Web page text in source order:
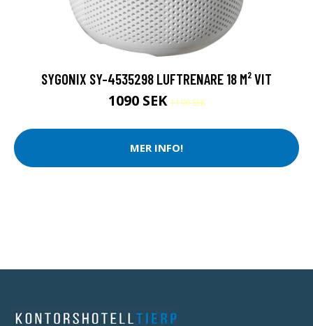
SYGONIX SY-4535298 LUFTRENARE 18 M² VIT
1090 SEK1190 SEK
MER INFO!